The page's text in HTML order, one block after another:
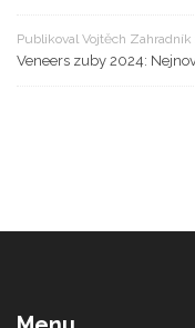
Publikoval Vojtěch Zahradník
Veneers zuby 2024: